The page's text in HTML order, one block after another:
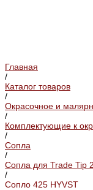
Главная
/
Каталог товаров
/
Окрасочное и
/
Комплектующие к
/
Сопла
/
Сопла для Trade Tip 2
/
Сопло 425 HYVST